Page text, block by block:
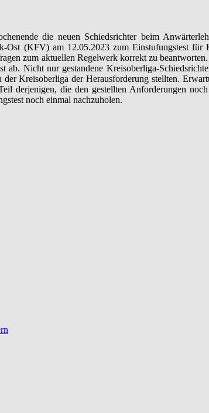
die neuen Schiedsrichter beim
Ost (KFV) am 12.05.2023 zum Einstufungstest
zum aktuellen Regelwerk korrekt zu
ab. Nicht nur gestandene Kreisoberliga-
Kreisoberliga der Herausforderung stellten.
derjenigen, die den gestellten Anforderungen
noch einmal nachzuholen.